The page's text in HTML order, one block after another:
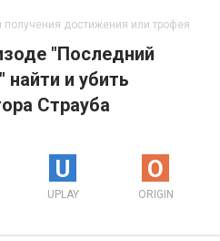
получения достижения или трофея
"Последний
найти и убить
Страуба
U
UPLAY
O
ORIGIN